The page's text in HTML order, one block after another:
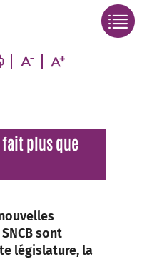
plus que
sont
législature, la